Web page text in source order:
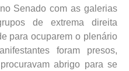
Senado com as galerias
de extrema direita
para ocuparem o plenário
foram presos,
abrigo para se